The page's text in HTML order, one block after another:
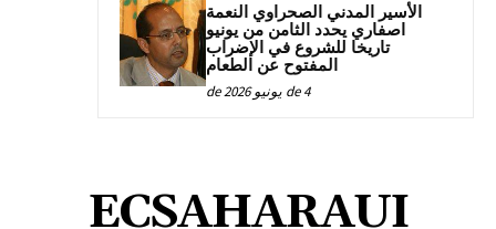
الأسير المدني الصحراوي النعمة
اصفاري يحدد الثامن من يونيو
تاريخا للشروع في الإضراب
المفتوح عن الطعام
4 de يونيو de 2026
ECSAHARAUI